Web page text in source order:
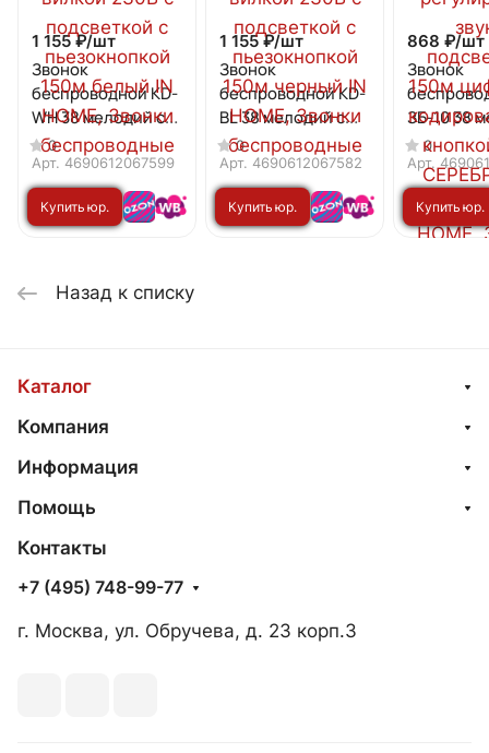
1 155 ₽/шт
Звонок
беспроводной KD-
WH 38 мелодий с
вилкой 230В с
подсветкой с
пьезокнопкой
150м белый IN
HOME
0
Арт. 4690612067599
Купить юр.
1 155 ₽/шт
Звонок
беспроводной KD-
BL 38 мелодий с
вилкой 230В с
подсветкой с
пьезокнопкой
150м черный IN
HOME
0
Арт. 4690612067582
Купить юр.
868 ₽/шт
Звонок
ЗБ-10 38
звука,
150м
кнопкой
0
Арт.
Купить юр.
Назад к списку
Каталог
Компания
Информация
Помощь
Контакты
+7 (495) 748-99-77
г. Москва, ул. Обручева, д. 23 корп.3